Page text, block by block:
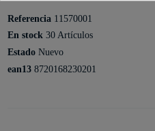
Referencia 11570001
En stock 30 Artículos
Estado Nuevo
ean13 8720168230201